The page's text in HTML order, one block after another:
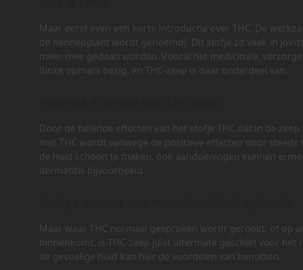
Maar eerst even een korte introductie over THC. De
de hennepplant wordt genoemd). Dit stofje zit vaak in
meer mee gedaan worden. Vooral het medicinale,
flinke opmars bezig, en THC-zeep is daar onderdeel van.
Door de helende effecten van het stofje THC dat in de
met THC wordt vanwege de positieve effecten door
de huid schoon te maken, ook aandoeningen kunnen
dermatitis bijvoorbeeld.
Maar waar THC normaal gesproken wordt gerookt, of op
binnenkomt, is THC-zeep juist uitermate geschikt voor het
de gevoelige huid kan hier de voordelen van benutten.